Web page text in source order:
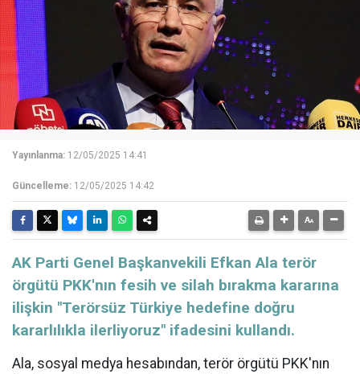
Yayınlanma: 12/05/2025 14:41
Güncelleme: 12/05/2025 14:42
AK Parti Genel Başkanvekili Efkan Ala terör
örgütü PKK'nın fesih ve silah bırakma kararına
ilişkin "Terörsüz Türkiye hedefine doğru
kararlılıkla ilerliyoruz" ifadesini kullandı.
Ala, sosyal medya hesabından, terör örgütü PKK'nın